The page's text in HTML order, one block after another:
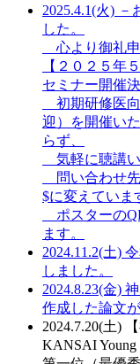
2025.4.1(火) －
した。
心より御礼申
【２０２５年
セミナー開催決
初期研修医
迎）を開催い
らず、
気軽に聴講い
問い合わせ先
$に変えていま
ポスターの
ます。
2024.11.2(土)
しました。
2024.8.23(金)
作成した論文が
2024.7.20(土)
KANSAI Young